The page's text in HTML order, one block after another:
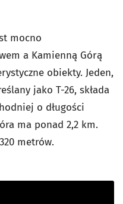
mocno
a Kamienną Górą
obiekty. Jeden,
jako T-26, składa
o długości
ma ponad 2,2 km.
metrów.